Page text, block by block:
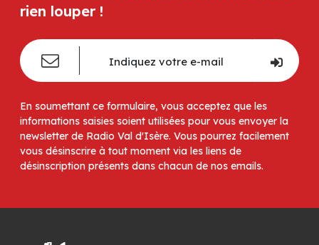
rien louper !
En soumettant ce formulaire, vous acceptez que les
informations saisies soient utilisées pour vous envoyer la
newsletter de Radio Val d'Isère. Vous pourrez facilement
vous désinscrire à tout moment via les liens de
désinscription présents dans chacun de nos emails.